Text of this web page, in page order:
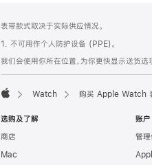
页
页
脚
注
表带款式取决于实际供应情况。
1. 不可用作个人防护设备 (PPE)。
我们会使用你所在位置，为你更快显示送货
Watch 购买 Apple Watch
选购及了解
商店
Mac
账户
管